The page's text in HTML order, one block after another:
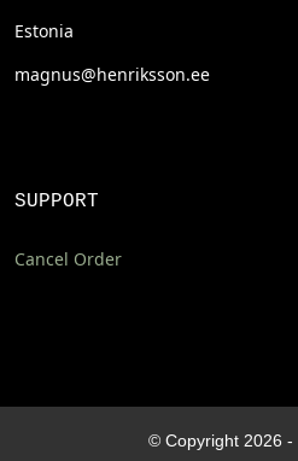
Estonia
magnus@henriksson.ee
SUPPORT
Cancel Order
© Copyright 2026 -